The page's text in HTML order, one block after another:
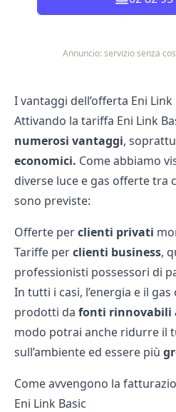
Annuncio: servizio senza
I vantaggi dell’offerta Eni Link
Attivando la tariffa Eni Link
numerosi vantaggi,
economici. Come abbiamo
diverse luce e gas offertetra
sono previste:
Offerte perclienti privati
Tariffe perclienti business,
professionisti possessori di
In tutti i casi, l’energia e il
prodotti da fonti rinnovabili
modo potrai anche ridurre il
sull’ambiente ed essere più
Come avvengono la
Eni Link Basic